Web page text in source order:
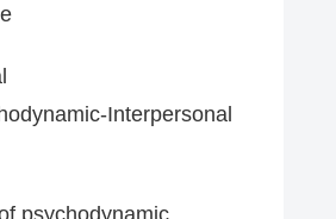
Interpersonal
psychodynamic